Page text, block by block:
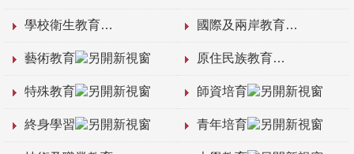
學校衛生教育 國際及兩岸教育
藝術教育 原住民族教育
特殊教育 師資培育
終身學習 青年培育